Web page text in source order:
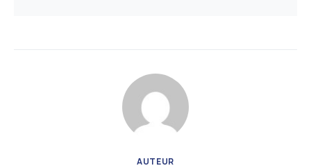
AUTEUR